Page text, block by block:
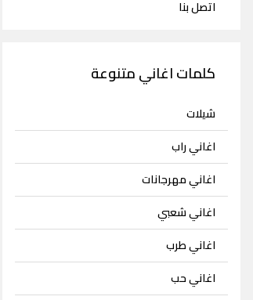
اتصل بنا
كلمات اغاني متنوعة
شيلات
اغاني راب
اغاني مهرجانات
اغاني شعبي
اغاني طرب
اغاني حب